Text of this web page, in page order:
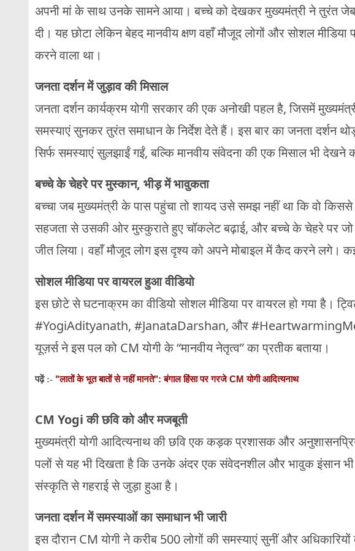
अपनी मां के साथ उनके सामने आया। बच्चे को देखकर मुख्यमंत्री ने तुरंत
दी। यह छोटा लेकिन बेहद मानवीय क्षण वहाँ मौजूद लोगों और सोशल
करने वाला था।
जनता दर्शन में जुड़ाव की मिसाल
जनता दर्शन कार्यक्रम योगी सरकार की एक अनोखी पहल है, जिसमें
समस्याएं सुनकर तुरंत समाधान के निर्देश देते हैं। इस बार का जनता दर्शन
सिर्फ समस्याएं सुलझाईं गईं, बल्कि मानवीय संवेदना की एक मिसाल भी देखने
बच्चे के चेहरे पर मुस्कान, भीड़ में भावुकता
बच्चा जब मुख्यमंत्री के पास पहुंचा तो शायद उसे समझ नहीं था कि वो
सहजता से उसकी ओर मुस्कुराते हुए चॉकलेट बढ़ाई, और बच्चे के चेहरे पर
जीत लिया। वहाँ मौजूद लोग इस दृश्य को अपने मोबाइल में कैद करने लगे।
सोशल मीडिया पर वायरल हुआ वीडियो
इस छोटे से घटनाक्रम का वीडियो सोशल मीडिया पर वायरल हो गया है।
#YogiAdityanath, #JanataDarshan, और
यूज़र्स ने इस पल को CM योगी के “मानवीय नेतृत्व” का प्रतीक बताया।
पढ़ें :- "लातों के भूत बातों से नहीं मानते": बंगाल हिंसा पर गरजे CM योगी आदित्यनाथ
CM Yogi की छवि को और मजबूती
मुख्यमंत्री योगी आदित्यनाथ की छवि एक कड़क प्रशासक और
पलों से यह भी दिखता है कि उनके अंदर एक संवेदनशील और भावुक इंसान
संस्कृति से गहराई से जुड़ा हुआ है।
जनता दर्शन में समस्याओं का समाधान भी जारी
इस दौरान CM योगी ने करीब 500 लोगों की समस्याएं सुनीं और अधिकारियों